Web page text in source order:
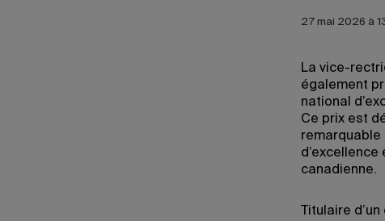
27 mai 2026 à
La vice-
également
national
Ce prix est
remarquable
canadienne.
Titulaire